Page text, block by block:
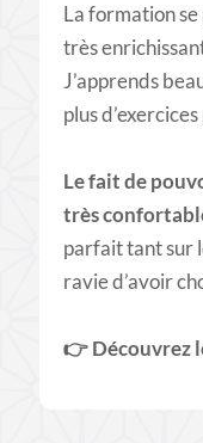
La formation se
très
J’apprends
plus
Le fait de
très
parfait tant sur
ravie d’avoir
👉 Découvrez